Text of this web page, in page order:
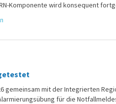
Komponente wird konsequent
gemeinsam mit der Integrierten
für die